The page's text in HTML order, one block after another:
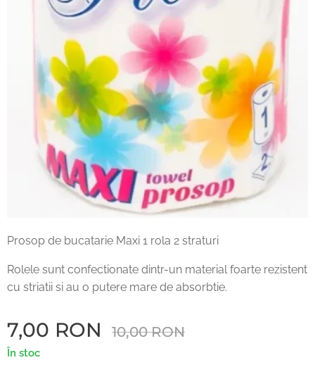
Prosop de bucatarie Maxi 1 rola 2 straturi
Rolele sunt confectionate dintr-un material foarte rezistent
cu striatii si au o putere mare de absorbtie.
7,00 RON 10,00RON
În stoc